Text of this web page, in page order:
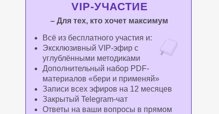
VIP-УЧАСТИЕ
Всё из бесплатного участия и:
Эксклюзивный VIP-эфир с
углублёнными методиками
Дополнительный набор PDF-
материалов «бери и применяй»
Записи всех эфиров на 12 месяцев
Закрытый Telegram-чат
Ответы на ваши вопросы в прямом
– Для тех, кто хочет максимум